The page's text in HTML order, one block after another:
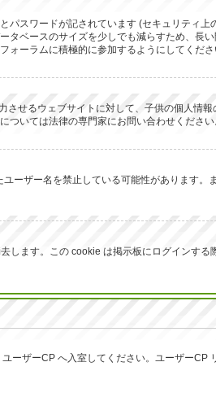
スワードが記されています (セキュリティ
ベースのサイズを少しでも減らすため、
ーラムに積極的に参加するようにしてくださ
せるウェブサイトに対して、子供の個人
いては法律の専門家にお問い合わせくださ
ーザー名を禁止している可能性があります
します。この cookie は掲示板にログインす
ザーCP へ入室してください。ユーザー